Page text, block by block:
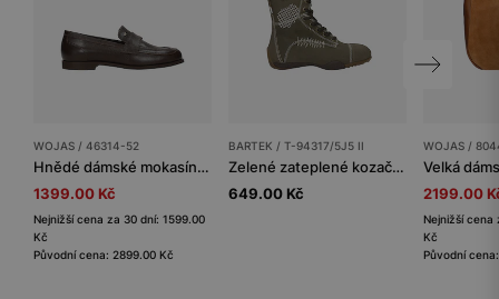
WOJAS / 46314-52
Hnědé dámské mokasíny z přírodní kůže
1399.00 Kč
Nejnižší cena za 30 dní: 1599.00
Kč
Původní cena: 2899.00 Kč
BARTEK / T-94317/5J5 II
Zelené zateplené kozačky BARTEK na hnědé podrážce T-94317/5J5 II
649.00 Kč
WOJAS /
2199.00
Nejnižší cena
Kč
Původní